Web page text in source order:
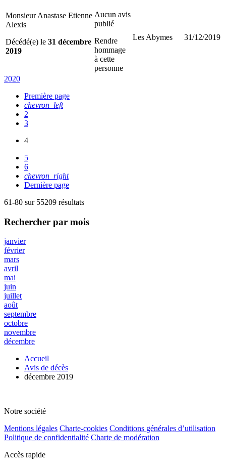
Monsieur Anastase Etienne
Alexis
Décédé(e) le 31 décembre
2019
Aucun avis
publié
Rendre
hommage
à cette
personne
Les Abymes 31/12/2019
2020
Première page
chevron_left
2
3
4
5
6
chevron_right
Dernière page
61-80 sur 55209 résultats
Rechercher par mois
janvier
février
mars
avril
mai
juin
juillet
août
septembre
octobre
novembre
décembre
Accueil
Avis de décès
décembre 2019
Notre société
Mentions légales Charte-cookies Conditions générales d’utilisation
Politique de confidentialité Charte de modération
Accès rapide